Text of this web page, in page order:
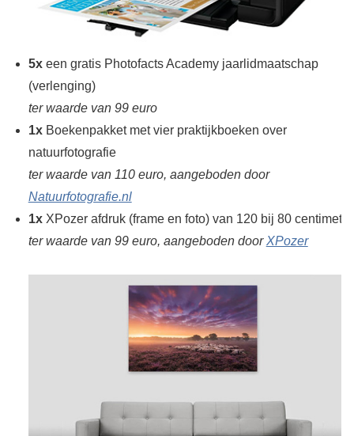
5xeen gratis Photofacts Academy jaarlidmaatschap
(verlenging)
ter waarde van 99 euro
1xBoekenpakket met vier praktijkboeken over
natuurfotografie
ter waarde van 110 euro, aangeboden door
Natuurfotografie.nl
1xXPozer afdruk (frame en foto) van 120 bij 80 centimeter
ter waarde van 99 euro, aangeboden doorXPozer